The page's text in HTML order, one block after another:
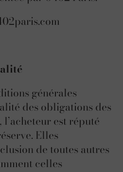
générales
des obligations des
l’acheteur est réputé
Elles
de toutes autres
celles